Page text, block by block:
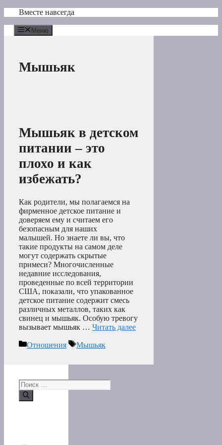
Перейти
содержимому
Вместе навсегда
Меню
Мышьяк
Мышьяк в детском
питании – это
плохо и как
избежать?
Как родители, мы полагаемся на
фирменное детское питание и
доверяем ему и считаем его
безопасным для наших
малышей. Но знаете ли вы, что
такие продукты на самом деле
могут содержать скрытые
примеси? Многочисленные
недавние исследования,
проведенные по всей территории
США, показали, что упакованное
детское питание содержит смесь
различных металлов, таких как
свинец и мышьяк. Особую тревогу
вызывает мышьяк … Читать далее
Рубрики
Отношения Метки
Мышьяк
Поиск: